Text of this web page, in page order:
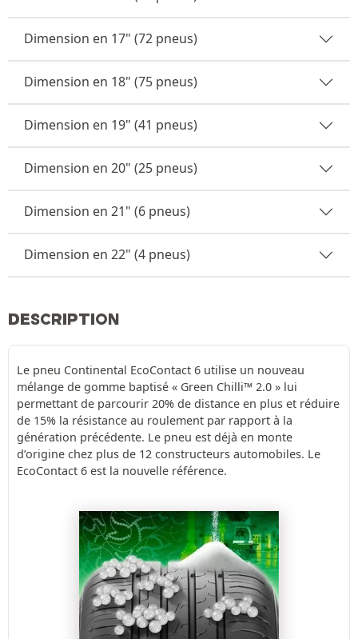
Dimension en 17" (72 pneus)
Dimension en 18" (75 pneus)
Dimension en 19" (41 pneus)
Dimension en 20" (25 pneus)
Dimension en 21" (6 pneus)
Dimension en 22" (4 pneus)
DESCRIPTION
Le pneu Continental EcoContact 6 utilise un nouveau
mélange de gomme baptisé « Green Chilli™ 2.0 » lui
permettant de parcourir 20% de distance en plus et réduire
de 15% la résistance au roulement par rapport à la
génération précédente. Le pneu est déjà en monte
d’origine chez plus de 12 constructeurs automobiles. Le
EcoContact 6 est la nouvelle référence.